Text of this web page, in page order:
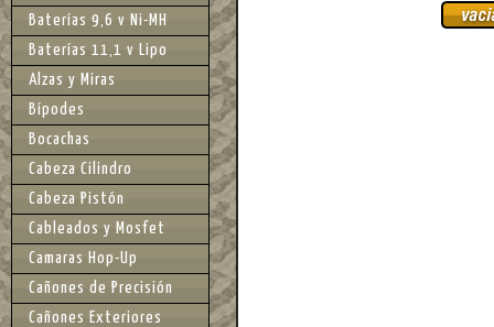
Baterías 9,6 v Ni-MH
Baterías 11,1 v Lipo
Alzas y Miras
Bípodes
Bocachas
Cabeza Cilindro
Cabeza Pistón
Cableados y Mosfet
Camaras Hop-Up
Cañones de Precisión
Cañones Exteriores